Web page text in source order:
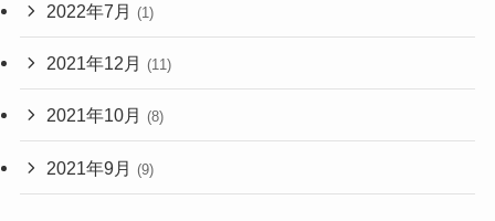
2022年7月 (1)
2021年12月 (11)
2021年10月 (8)
2021年9月 (9)